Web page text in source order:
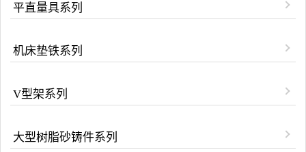
平直量具系列
机床垫铁系列
V型架系列
大型树脂砂铸件系列